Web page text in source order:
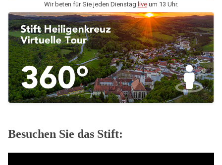
Wir beten für Sie jeden Dienstag liveum 13 Uhr.
Besuchen Sie das Stift: